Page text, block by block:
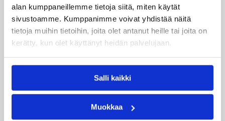
alan kumppaneillemme tietoja siitä, miten käytät
sivustoamme. Kumppanimme voivat yhdistää näitä
tietoja muihin tietoihin, joita olet antanut heille tai joita on
kerätty, kun olet käyttänyt heidän palvelujaan.
Salli kaikki
Muokkaa
Mystics nousi 20 pisteen takaa